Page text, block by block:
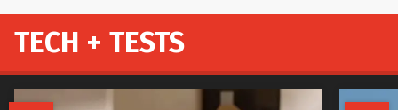
TECH + TESTS